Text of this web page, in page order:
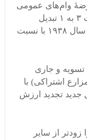
وام‌های عمومی
به اوراق قرضۀ وام جدید با نسبت ۳ به ۱ تبدیل
می‌شدند و اوراق قرضۀ وام آزادِ سال ۱۹۳۸ با نسبت
و جاری
اشتراکی) با
قدیم در برابر ۴ روبل جدید تجدید ارزش
از سایر